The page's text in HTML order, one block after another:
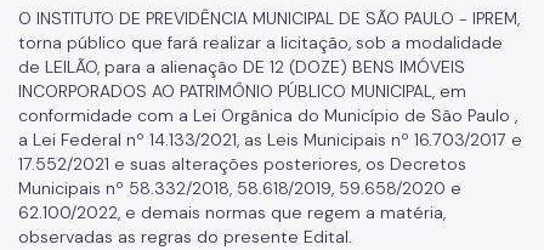
O INSTITUTO DE PREVIDÊNCIA MUNICIPAL DE SÃO PAULO - IPREM,
torna público que fará realizar a licitação, sob a modalidade
de LEILÃO, para a alienação DE 12 (DOZE) BENS IMÓVEIS
INCORPORADOS AO PATRIMÔNIO PÚBLICO MUNICIPAL, em
conformidade com a Lei Orgânica do Município de São Paulo ,
a Lei Federal nº 14.133/2021, as Leis Municipais nº 16.703/2017 e
17.552/2021 e suas alterações posteriores, os Decretos
Municipais nº 58.332/2018, 58.618/2019, 59.658/2020 e
62.100/2022, e demais normas que regem a matéria,
observadas as regras do presente Edital.